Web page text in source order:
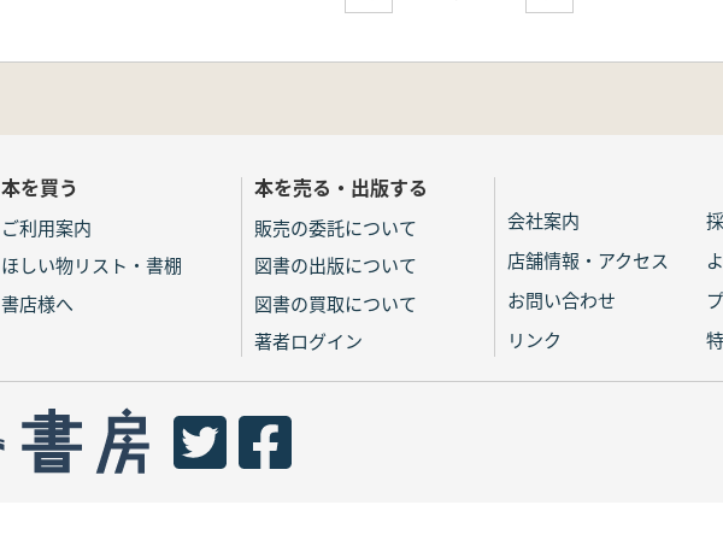
本を買う
ご利用案内
ほしい物リスト・書棚
書店様へ
本を売る・出版する
販売の委託について
図書の出版について
図書の買取について
著者ログイン
会社案内
店舗情報・アクセス
お問い合わせ
リンク